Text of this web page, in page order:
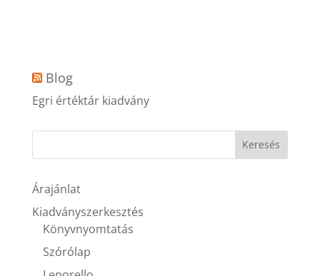
Blog
Egri értéktár kiadvány
Árajánlat
Kiadványszerkesztés
Könyvnyomtatás
Szórólap